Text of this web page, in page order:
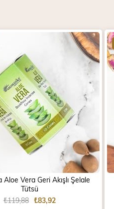
Vera Geri Akışlı Şelale
Tütsü
₺83,92
₺119,88